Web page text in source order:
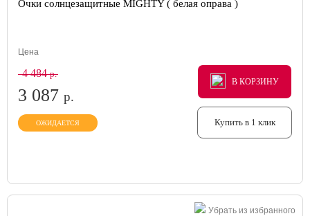
Очки солнцезащитные MIGHTY ( белая оправа )
Цена
4 484р.
3 087 р.
ОЖИДАЕТСЯ
В КОРЗИНУ
В КОРЗИНУ
В КОРЗИНУ
Купить в 1 клик
Убрать из избранного